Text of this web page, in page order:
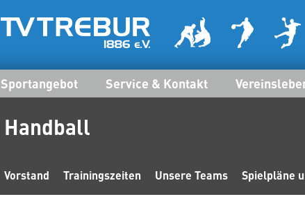
Sportangebot Service & Kontakt
Handball
Vorstand Trainingszeiten Unsere Teams Spielpläne